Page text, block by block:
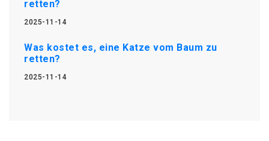
retten?
2025-11-14
Was kostet es, eine Katze vom Baum zu
retten?
2025-11-14